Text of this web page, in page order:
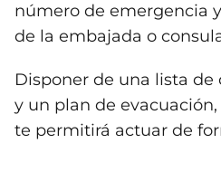
número de emergencia
de la embajada o
Disponer de una lista
y un plan de
te permitirá actuar de